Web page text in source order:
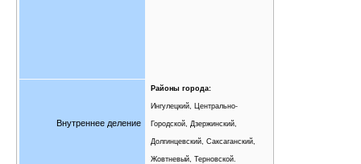
Внутреннее деление
Районы города:
Ингулецкий, Центрально-
Городской, Дзержинский,
Долгинцевский, Саксаганский,
Жовтневый, Терновской.